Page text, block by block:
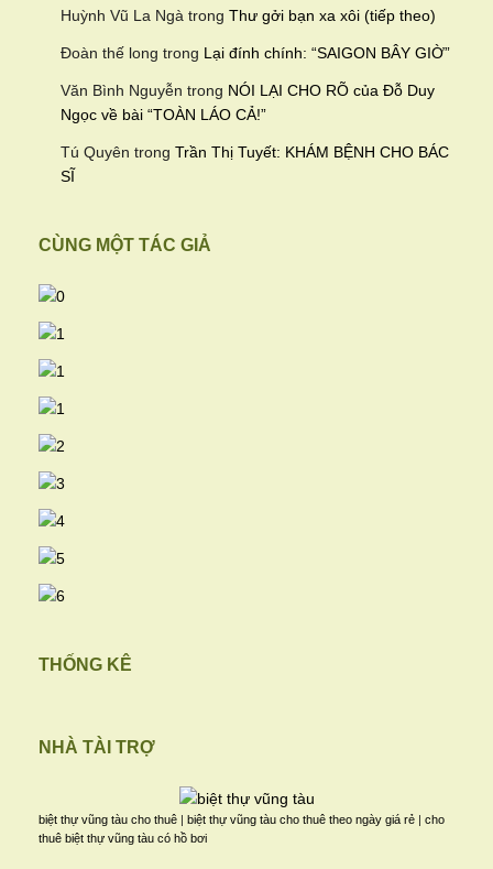
Huỳnh Vũ La Ngà trong Thư gởi bạn xa xôi (tiếp theo)
Đoàn thế long trong Lại đính chính: “SAIGON BÂY GIỜ”
Văn Bình Nguyễn trong NÓI LẠI CHO RÕ của Đỗ Duy
Ngọc về bài “TOÀN LÁO CẢ!”
Tú Quyên trong Trần Thị Tuyết: KHÁM BỆNH CHO BÁC
SĨ
CÙNG MỘT TÁC GIẢ
THỐNG KÊ
NHÀ TÀI TRỢ
biệt thự vũng tàu cho thuê | biệt thự vũng tàu cho thuê theo ngày giá rẻ | cho
thuê biệt thự vũng tàu có hồ bơi